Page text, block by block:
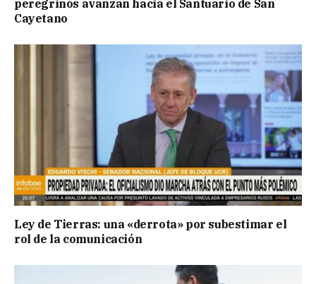
peregrinos avanzan hacia el Santuario de San
Cayetano
Ley de Tierras: una «derrota» por subestimar el
rol de la comunicación